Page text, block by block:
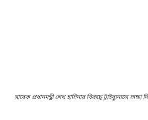
সাবেক প্রধানমন্ত্রী শেখ হাসিনার বিরুদ্ধে ট্রাইব্যুনালে